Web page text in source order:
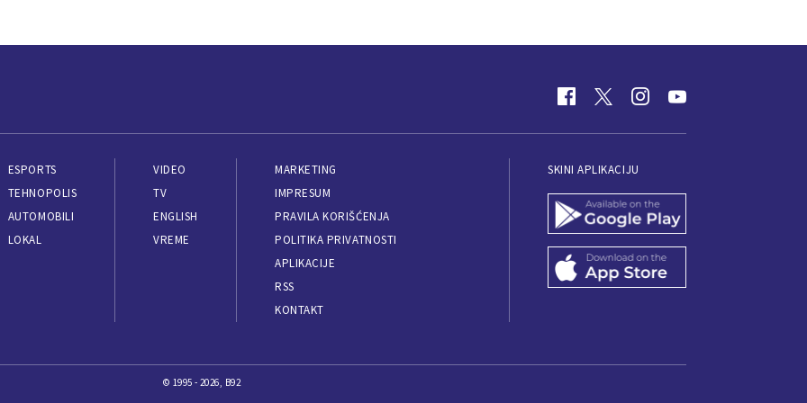
ESPORTS
TEHNOPOLIS
AUTOMOBILI
LOKAL
VIDEO
TV
ENGLISH
VREME
MARKETING
IMPRESUM
PRAVILA KORIŠĆENJA
POLITIKA PRIVATNOSTI
APLIKACIJE
RSS
KONTAKT
SKINI APLIKACIJU
© 1995 - 2026, B92